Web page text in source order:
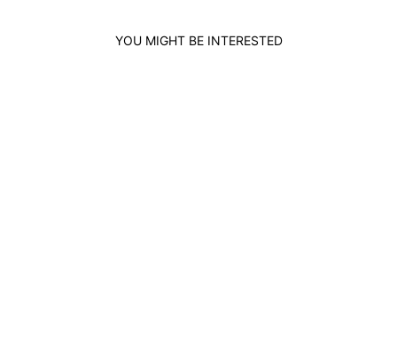
YOU MIGHT BE INTERESTED